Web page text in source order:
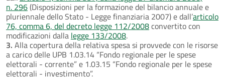
n. 296(Disposizioni per la formazione del bilancio annuale e
pluriennale dello Stato - Legge finanziaria 2007) e dall’articolo
76, comma 6, del decreto legge 112/2008convertito con
modificazioni dalla legge 133/2008.
3. Alla copertura della relativa spesa si provvede con le risorse
a carico delle UPB 1.03.14 “Fondo regionale per le spese
elettorali - corrente” e 1.03.15 “Fondo regionale per le spese
elettorali - investimento”.